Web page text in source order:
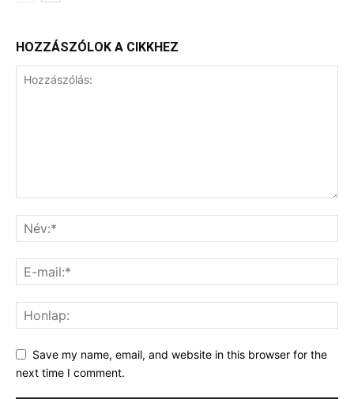
HOZZÁSZÓLOK A CIKKHEZ
Save my name, email, and website in this browser for the
next time I comment.